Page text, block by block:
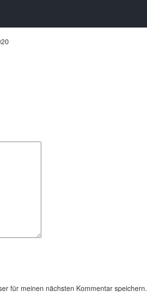
für meinen nächsten Kommentar speichern.